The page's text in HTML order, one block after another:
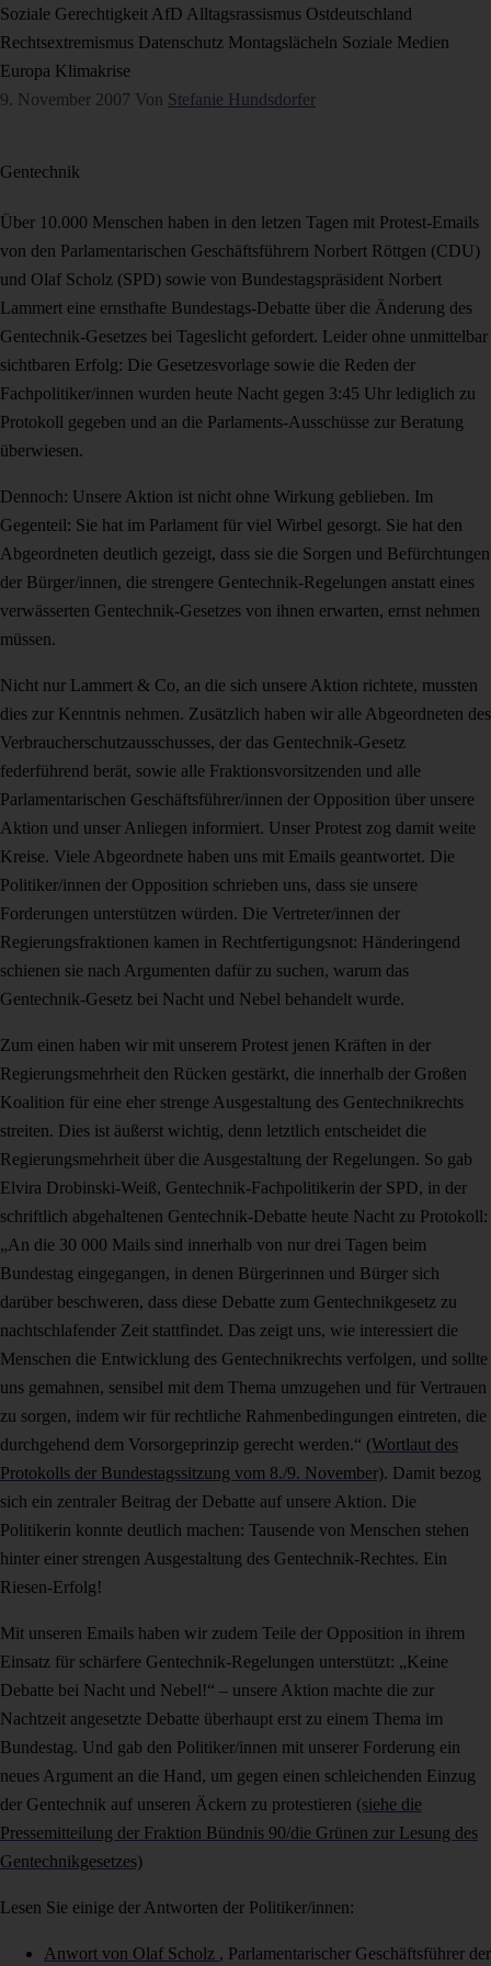
Soziale Gerechtigkeit AfD Alltagsrassismus Ostdeutschland
Rechtsextremismus Datenschutz Montagslächeln Soziale Medien
Europa Klimakrise
9. November 2007 Von Stefanie Hundsdorfer
Gentechnik
Über 10.000 Menschen haben in den letzen Tagen mit Protest-Emails
von den Parlamentarischen Geschäftsführern Norbert Röttgen (CDU)
und Olaf Scholz (SPD) sowie von Bundestagspräsident Norbert
Lammert eine ernsthafte Bundestags-Debatte über die Änderung des
Gentechnik-Gesetzes bei Tageslicht gefordert. Leider ohne unmittelbar
sichtbaren Erfolg: Die Gesetzesvorlage sowie die Reden der
Fachpolitiker/innen wurden heute Nacht gegen 3:45 Uhr lediglich zu
Protokoll gegeben und an die Parlaments-Ausschüsse zur Beratung
überwiesen.
Dennoch: Unsere Aktion ist nicht ohne Wirkung geblieben. Im
Gegenteil: Sie hat im Parlament für viel Wirbel gesorgt. Sie hat den
Abgeordneten deutlich gezeigt, dass sie die Sorgen und Befürchtungen
der Bürger/innen, die strengere Gentechnik-Regelungen anstatt eines
verwässerten Gentechnik-Gesetzes von ihnen erwarten, ernst nehmen
müssen.
Nicht nur Lammert & Co, an die sich unsere Aktion richtete, mussten
dies zur Kenntnis nehmen. Zusätzlich haben wir alle Abgeordneten des
Verbraucherschutzausschusses, der das Gentechnik-Gesetz
federführend berät, sowie alle Fraktionsvorsitzenden und alle
Parlamentarischen Geschäftsführer/innen der Opposition über unsere
Aktion und unser Anliegen informiert. Unser Protest zog damit weite
Kreise. Viele Abgeordnete haben uns mit Emails geantwortet. Die
Politiker/innen der Opposition schrieben uns, dass sie unsere
Forderungen unterstützen würden. Die Vertreter/innen der
Regierungsfraktionen kamen in Rechtfertigungsnot: Händeringend
schienen sie nach Argumenten dafür zu suchen, warum das
Gentechnik-Gesetz bei Nacht und Nebel behandelt wurde.
Zum einen haben wir mit unserem Protest jenen Kräften in der
Regierungsmehrheit den Rücken gestärkt, die innerhalb der Großen
Koalition für eine eher strenge Ausgestaltung des Gentechnikrechts
streiten. Dies ist äußerst wichtig, denn letztlich entscheidet die
Regierungsmehrheit über die Ausgestaltung der Regelungen. So gab
Elvira Drobinski-Weiß, Gentechnik-Fachpolitikerin der SPD, in der
schriftlich abgehaltenen Gentechnik-Debatte heute Nacht zu Protokoll:
„An die 30 000 Mails sind innerhalb von nur drei Tagen beim
Bundestag eingegangen, in denen Bürgerinnen und Bürger sich
darüber beschweren, dass diese Debatte zum Gentechnikgesetz zu
nachtschlafender Zeit stattfindet. Das zeigt uns, wie interessiert die
Menschen die Entwicklung des Gentechnikrechts verfolgen, und sollte
uns gemahnen, sensibel mit dem Thema umzugehen und für Vertrauen
zu sorgen, indem wir für rechtliche Rahmenbedingungen eintreten, die
durchgehend dem Vorsorgeprinzip gerecht werden.“ (Wortlaut des
Protokolls der Bundestagssitzung vom 8./9. November). Damit bezog
sich ein zentraler Beitrag der Debatte auf unsere Aktion. Die
Politikerin konnte deutlich machen: Tausende von Menschen stehen
hinter einer strengen Ausgestaltung des Gentechnik-Rechtes. Ein
Riesen-Erfolg!
Mit unseren Emails haben wir zudem Teile der Opposition in ihrem
Einsatz für schärfere Gentechnik-Regelungen unterstützt: „Keine
Debatte bei Nacht und Nebel!“ – unsere Aktion machte die zur
Nachtzeit angesetzte Debatte überhaupt erst zu einem Thema im
Bundestag. Und gab den Politiker/innen mit unserer Forderung ein
neues Argument an die Hand, um gegen einen schleichenden Einzug
der Gentechnik auf unseren Äckern zu protestieren (siehe die
Pressemitteilung der Fraktion Bündnis 90/die Grünen zur Lesung des
Gentechnikgesetzes)
Lesen Sie einige der Antworten der Politiker/innen:
Anwort von Olaf Scholz , Parlamentarischer Geschäftsführer der